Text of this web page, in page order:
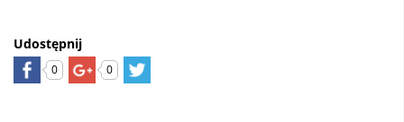
Udostępnij
0 0